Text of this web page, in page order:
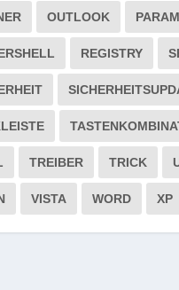
OUTLOOK
REGISTRY
TREIBER TRICK
VISTA WORD XP